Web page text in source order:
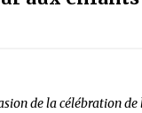
de la célébration de